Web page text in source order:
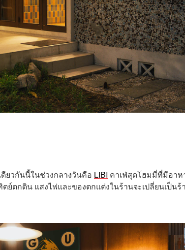
ยวกันนี้ในช่วงกลางวันคือ LIBI คาเฟ่สุดโฮมมี่ที่มีอาห
ตกดิน แสงไฟและของตกแต่งในร้านจะเปลี่ยนเป็นร้